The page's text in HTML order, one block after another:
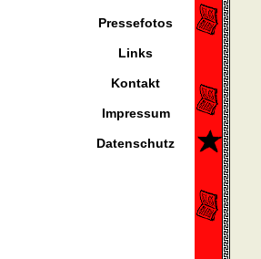
Pressefotos
Links
Kontakt
Impressum
Datenschutz